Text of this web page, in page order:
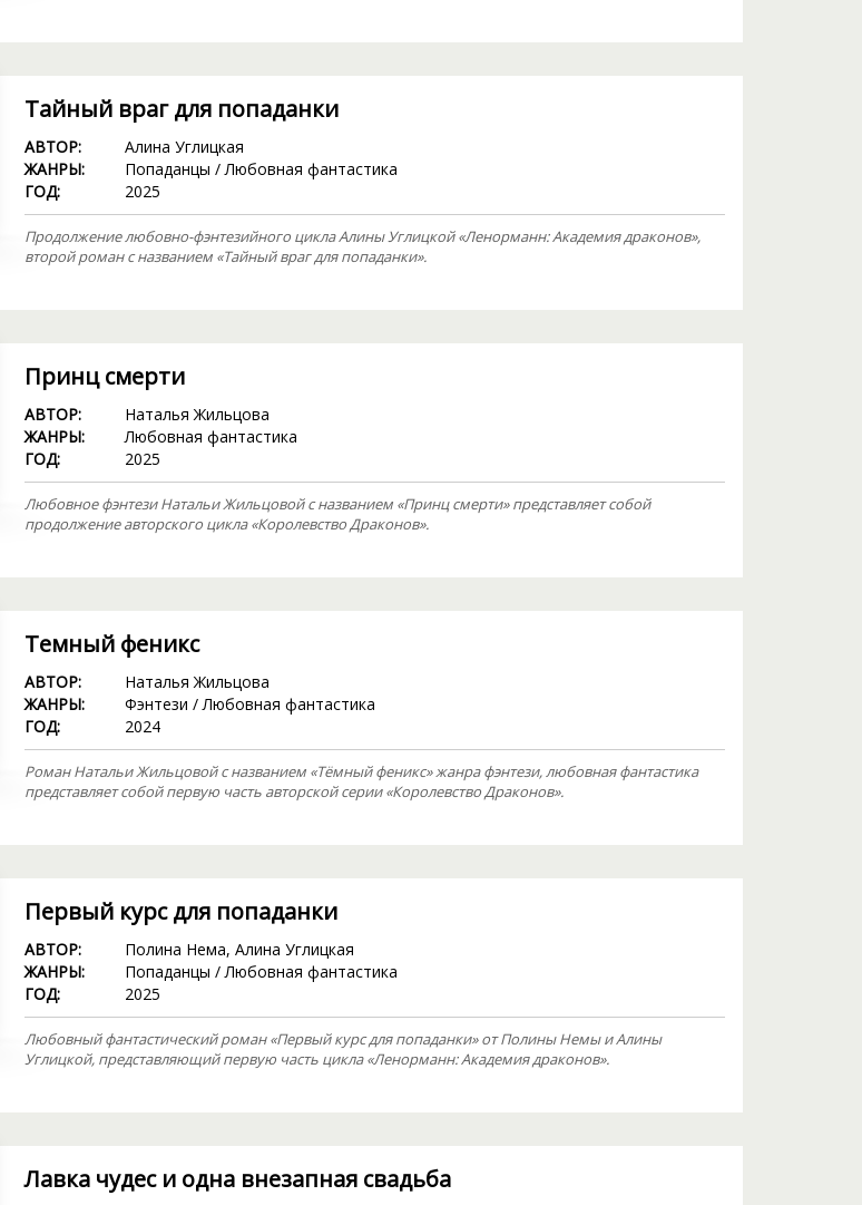
Тайный враг для попаданки
АВТОР:
Алина Углицкая
ЖАНРЫ:
Попаданцы /Любовная фантастика
ГОД:
2025
Продолжение любовно-фэнтезийного цикла Алины Углицкой «Ленорманн: Академия драконов»,
второй роман с названием «Тайный враг для попаданки».
Принц смерти
АВТОР:
Наталья Жильцова
ЖАНРЫ:
Любовная фантастика
ГОД:
2025
Любовное фэнтези Натальи Жильцовой с названием «Принц смерти» представляет собой
продолжение авторского цикла «Королевство Драконов».
Темный феникс
АВТОР:
Наталья Жильцова
ЖАНРЫ:
Фэнтези /Любовная фантастика
ГОД:
2024
Роман Натальи Жильцовой с названием «Тёмный феникс» жанра фэнтези, любовная фантастика
представляет собой первую часть авторской серии «Королевство Драконов».
Первый курс для попаданки
АВТОР: Полина Нема, Алина Углицкая
ЖАНРЫ:
Попаданцы /Любовная фантастика
ГОД:
2025
Любовный фантастический роман «Первый курс для попаданки» от Полины Немы и Алины
Углицкой, представляющий первую часть цикла «Ленорманн: Академия драконов».
Лавка чудес и одна внезапная свадьба